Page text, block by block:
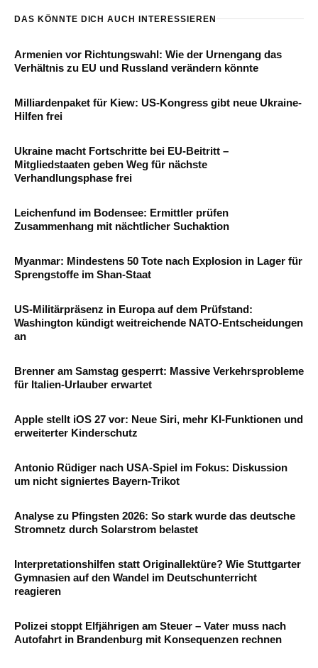
DAS KÖNNTE DICH AUCH INTERESSIEREN
Armenien vor Richtungswahl: Wie der Urnengang das
Verhältnis zu EU und Russland verändern könnte
Milliardenpaket für Kiew: US-Kongress gibt neue Ukraine-
Hilfen frei
Ukraine macht Fortschritte bei EU-Beitritt –
Mitgliedstaaten geben Weg für nächste
Verhandlungsphase frei
Leichenfund im Bodensee: Ermittler prüfen
Zusammenhang mit nächtlicher Suchaktion
Myanmar: Mindestens 50 Tote nach Explosion in Lager für
Sprengstoffe im Shan-Staat
US-Militärpräsenz in Europa auf dem Prüfstand:
Washington kündigt weitreichende NATO-Entscheidungen
an
Brenner am Samstag gesperrt: Massive Verkehrsprobleme
für Italien-Urlauber erwartet
Apple stellt iOS 27 vor: Neue Siri, mehr KI-Funktionen und
erweiterter Kinderschutz
Antonio Rüdiger nach USA-Spiel im Fokus: Diskussion
um nicht signiertes Bayern-Trikot
Analyse zu Pfingsten 2026: So stark wurde das deutsche
Stromnetz durch Solarstrom belastet
Interpretationshilfen statt Originallektüre? Wie Stuttgarter
Gymnasien auf den Wandel im Deutschunterricht
reagieren
Polizei stoppt Elfjährigen am Steuer – Vater muss nach
Autofahrt in Brandenburg mit Konsequenzen rechnen